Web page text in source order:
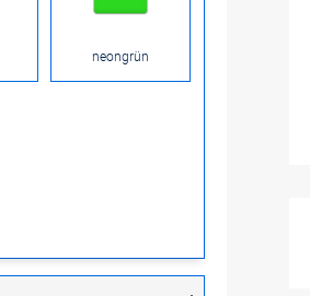
neongrün